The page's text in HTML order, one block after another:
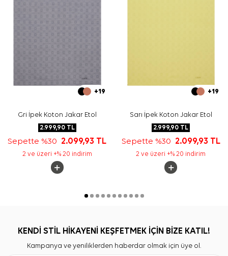
+19
Gri İpek Koton Jakar Etol
2.999,90TL
Sepette %30 2.099,93 TL
2 ve üzeri +% 20 indirim
+19
Sarı İpek Koton Jakar Etol
2.999,90 TL
Sepette %30 2.099,93 TL
2 ve üzeri +% 20 indirim
KENDİ STİL HİKAYENİ KEŞFETMEK İÇİN BİZE KATIL!
Kampanya ve yeniliklerden haberdar olmak için üye ol.